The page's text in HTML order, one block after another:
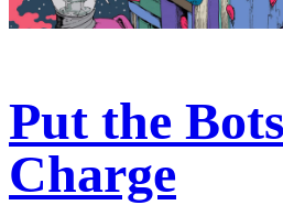
Put the
Charge